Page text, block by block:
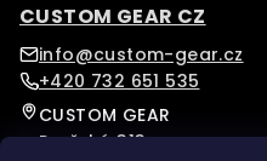
CUSTOM GEAR CZ
info@custom-gear.cz
+420 732 651 535
CUSTOM GEAR
Pražská 313